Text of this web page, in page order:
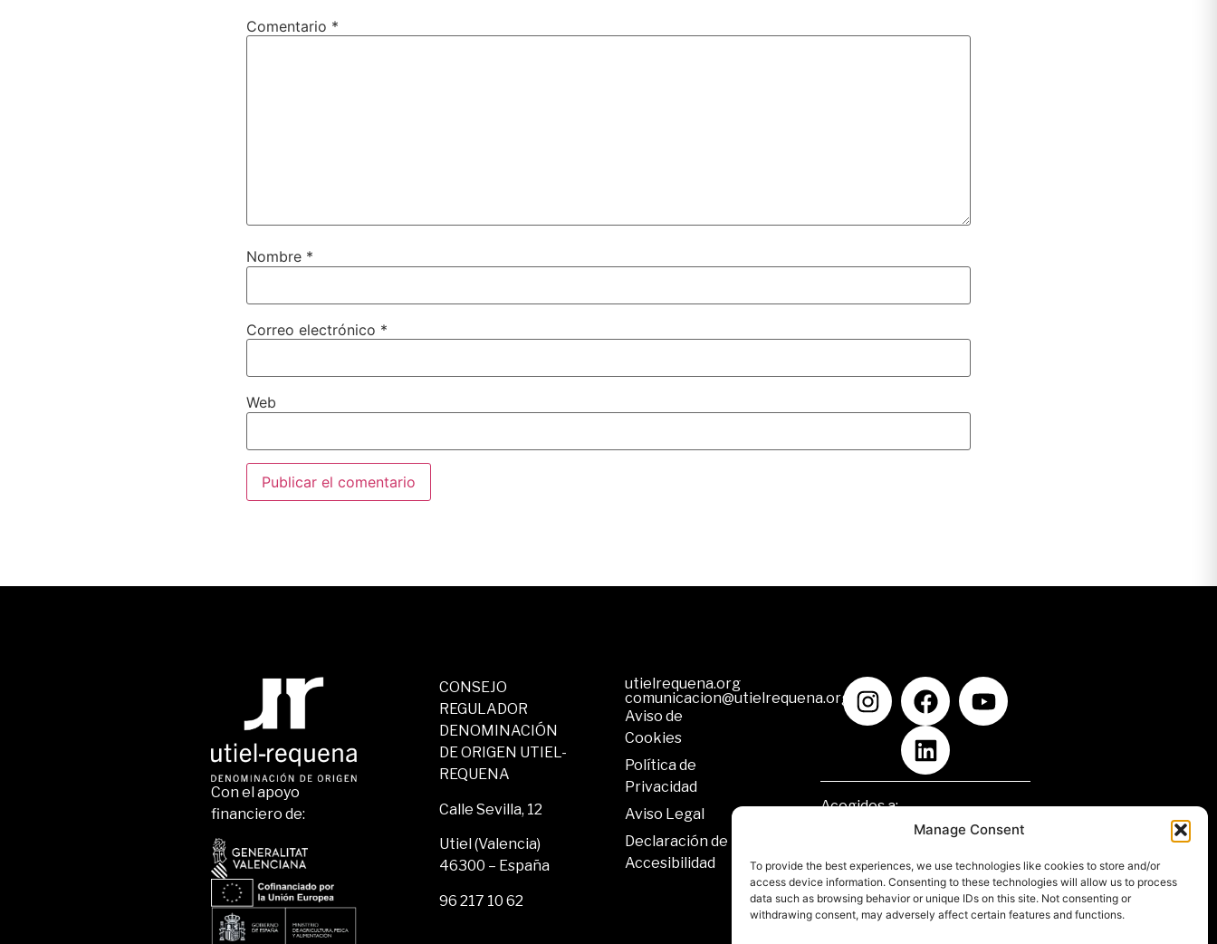
Manage Consent
To provide the best experiences, we use technologies like cookies to store and/or
access device information. Consenting to these technologies will allow us to process
data such as browsing behavior or unique IDs on this site. Not consenting or
withdrawing consent, may adversely affect certain features and functions.
Comentario *
Nombre *
Correo electrónico *
Web
Con el apoyo
financiero de:
CONSEJO
REGULADOR
DENOMINACIÓN
DE ORIGEN UTIEL-
REQUENA
Calle Sevilla, 12
Utiel (Valencia)
46300 – España
96 217 10 62
utielrequena.org
comunicacion@utielrequena.org
Aviso de
Cookies
Política de
Privacidad
Aviso Legal
Declaración de
Accesibilidad
Acogidos a: